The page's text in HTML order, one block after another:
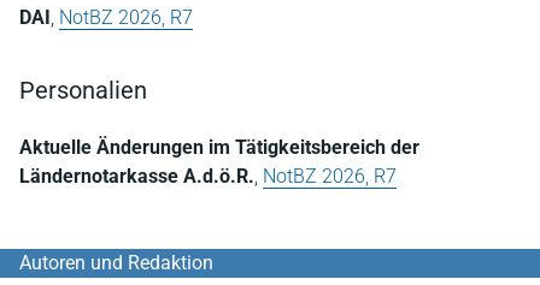
DAI , NotBZ 2026, R7
Personalien
Aktuelle Änderungen im Tätigkeitsbereich der
Ländernotarkasse A.d.ö.R., NotBZ 2026, R7
Autoren und Redaktion